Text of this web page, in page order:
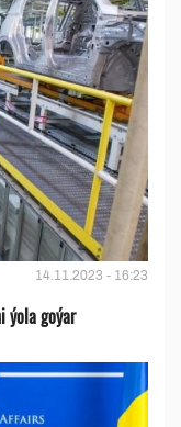
14.11.2023 - 16:23
ýola goýar